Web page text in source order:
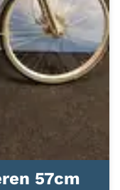
57cm